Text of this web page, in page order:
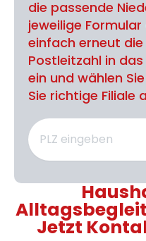
die passende
jeweilige Formular
einfach erneut
Postleitzahl in
ein und wählen
Sie richtige Filiale
Jetzt